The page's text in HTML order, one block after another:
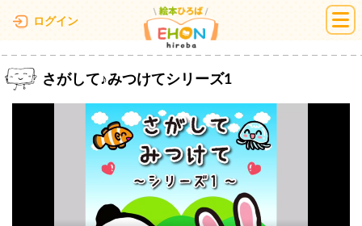
ログイン 絵本ひろば
さがして♪みつけてシリーズ1